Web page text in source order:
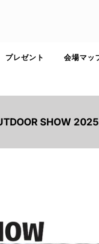
プレゼント 会場マッ
SHOW 2025